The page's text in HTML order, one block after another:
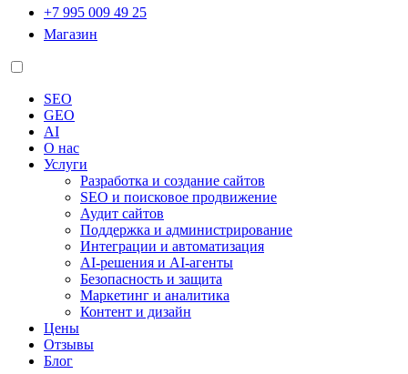
+7 995 009 49 25
Магазин
SEO
GEO
AI
О нас
Услуги
Разработка и создание сайтов
SEO и поисковое продвижение
Аудит сайтов
Поддержка и администрирование
Интеграции и автоматизация
AI-решения и AI-агенты
Безопасность и защита
Маркетинг и аналитика
Контент и дизайн
Цены
Отзывы
Блог